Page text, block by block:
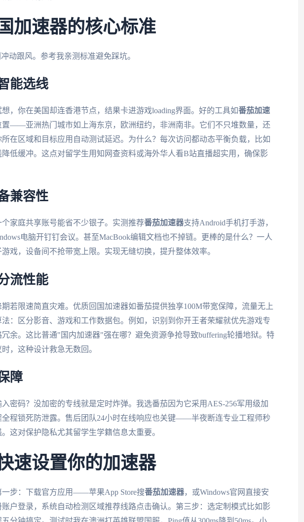
加速器的核心标准
动跟风。参考我亲测标准避免踩坑。
能选线
，你在美国却连香港节点，结果卡进游戏loading界面。好的工具如番茄加速
置——亚洲热门城市如上海东京，欧洲纽约，非洲南非。它们不只堆数量，还
在区域和目标应用自动测试延迟。为什么？每次访问都动态平衡负载，比如
低缓冲。这点对留学生用知网查资料或海外华人看B站直播超实用，确保影
兼容性
家庭共享账号能省不少银子。实测推荐番茄加速器支持Android手机打手游，
电脑开钉钉会议。甚至MacBook编辑文档也不掉链。更棒的是什么？一人
戏，设备间不抢带宽上限。实现无缝切换，提升整体效率。
流性能
若限速简直灾难。优质回国加速器如番茄提供独享100M带宽保障，流量无上
：区分影音、游戏和工作数据包。例如，识别到你开王者荣耀就优先游戏专
余。这比普通"国内加速器"强在哪？避免资源争抢导致buffering轮播地狱。特
，这种设计救急无数回。
障
密码？没加密的专线就是定时炸弹。我选番茄因为它采用AES-256军用级加
全程锁死防泄露。售后团队24小时在线响应也关键——半夜断连专业工程师秒
这对保护隐私尤其留学生学籍信息太重要。
速设置你的加速器
步：下载官方应用——苹果App Store搜番茄加速器，或Windows官网直接安
户登录，系统自动检测区域推荐线路点击确认。第三步：选定制模式比如影